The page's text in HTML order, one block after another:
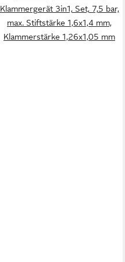
Klammergerät 3in1, Set, 7,5 bar,
max. Stiftstärke 1,6x1,4 mm,
Klammerstärke 1,26x1,05 mm